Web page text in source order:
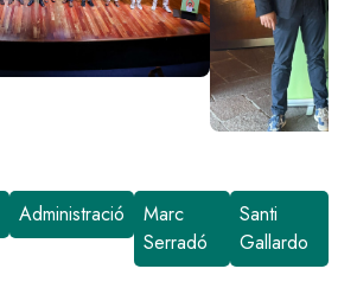
Administració
Marc
Serradó
Santi
Gallardo